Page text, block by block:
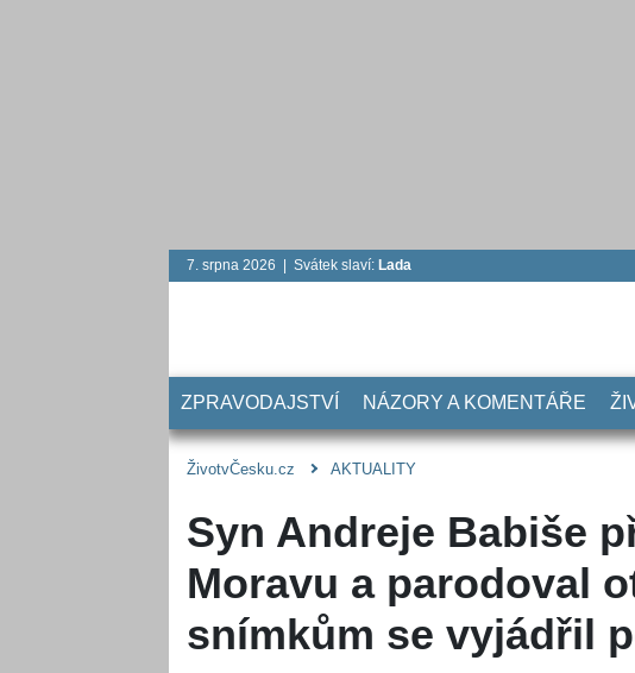
7. srpna 2026 | Svátek slaví: Lada
ZPRAVODAJSTVÍ NÁZORY A KOMENTÁŘE
ŽivotvČesku.cz AKTUALITY
Syn Andreje Babiše
Moravu a parodoval
snímkům se vyjádřil